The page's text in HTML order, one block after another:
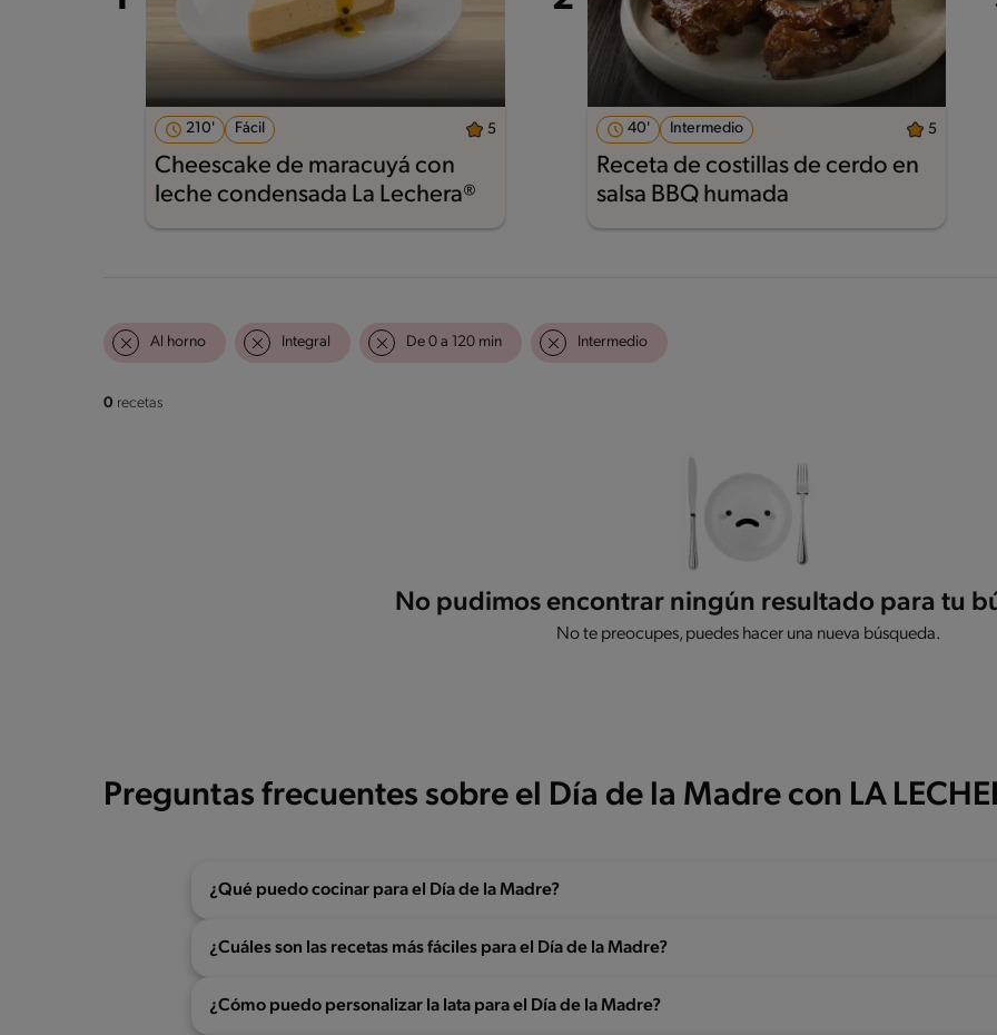
210' Fácil 5
Cheescake de maracuyá con
leche condensada La Lechera®
40' Intermedio 5
Receta de costillas de cerdo en
salsa BBQ humada
Al horno Integral De 0 a 120 min Intermedio
0 recetas
No pudimos encontrar ningún resultado para tu
No te preocupes, puedes hacer una nueva búsqueda.
Preguntas frecuentes sobre el Día de la Madre con LA
¿Qué puedo cocinar para el Día de la Madre?
¿Cuáles son las recetas más fáciles para el Día de la Madre?
¿Cómo puedo personalizar la lata para el Día de la Madre?